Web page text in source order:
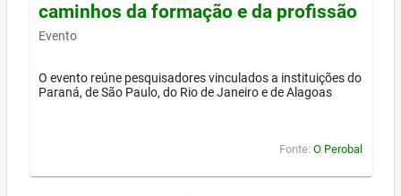
caminhos da formação e da profissão
Evento
O evento reúne pesquisadores vinculados a instituições do
Paraná, de São Paulo, do Rio de Janeiro e de Alagoas
Fonte: O Perobal